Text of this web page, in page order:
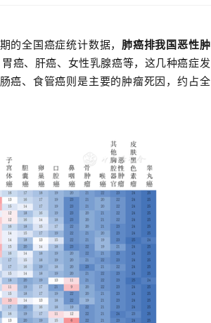
的全国癌症统计数据，肺癌排我国恶性肿
癌、肝癌、女性乳腺癌等，这几种癌症发
癌、食管癌则是主要的肿瘤死因，约占全